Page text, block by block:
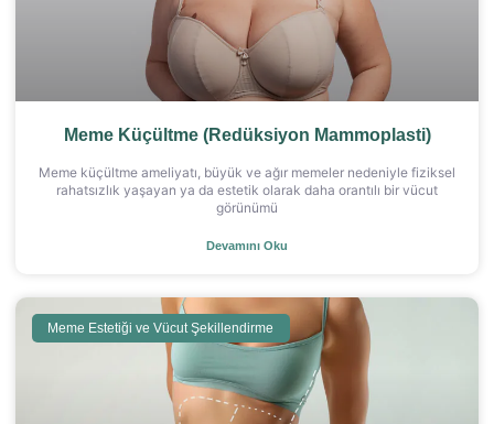
Meme Küçültme (Redüksiyon Mammoplasti)
Meme küçültme ameliyatı, büyük ve ağır memeler nedeniyle fiziksel
rahatsızlık yaşayan ya da estetik olarak daha orantılı bir vücut
görünümü
Devamını Oku
Meme Estetiği ve Vücut Şekillendirme